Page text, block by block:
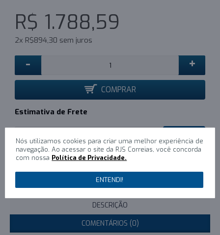
R$ 1.788,59
2x R$894,30 sem juros
- +
COMPRAR
Estimativa de Frete
Escreva um comentário
DESCRIÇÃO
COMENTÁRIOS (0)
Nós utilizamos cookies para criar uma melhor experiência de
navegação. Ao acessar o site da RJS Correias, você concorda
com nossa Política de Privacidade.
ENTENDI!